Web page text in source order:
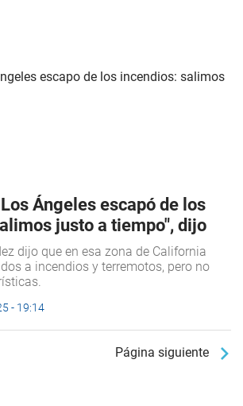
Ángeles escapó de los
justo a tiempo", dijo
dijo que en esa zona de California
a incendios y terremotos, pero no
- 19:14
Página siguiente